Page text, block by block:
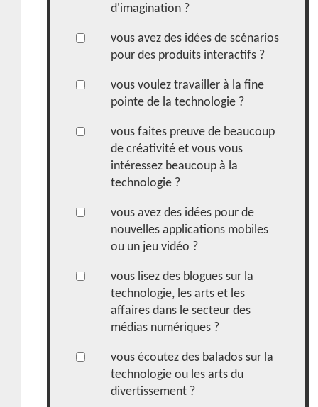
d'imagination ?
vous avez des idées de scénarios
pour des produits interactifs ?
vous voulez travailler à la fine
pointe de la technologie ?
vous faites preuve de beaucoup
de créativité et vous vous
intéressez beaucoup à la
technologie ?
vous avez des idées pour de
nouvelles applications mobiles
ou un jeu vidéo ?
vous lisez des blogues sur la
technologie, les arts et les
affaires dans le secteur des
médias numériques ?
vous écoutez des balados sur la
technologie ou les arts du
divertissement ?